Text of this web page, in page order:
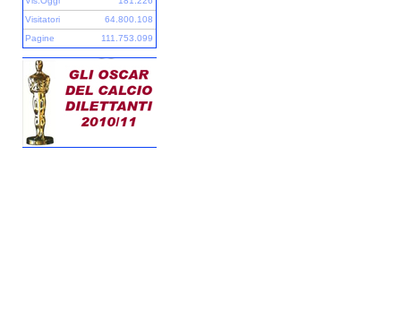
Visitatori
64.800.108
Pagine
111.753.099